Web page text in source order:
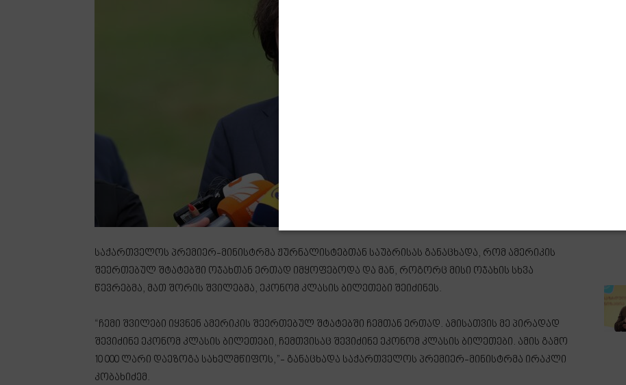
საქართველოს პრემიერ-მინისტრმა ჟურნალისტებთან საუბრისას განაცხადა, რომ ამერიკის
შეერთებულ შტატებში ოჯახთან ერთად იმყოფებოდა და მან, როგორც მისი ოჯახის სხვა
წევრებმა, მათ შორის შვილებმა, ეკონომ კლასის ბილეთები შეიძინეს.
“ჩემი შვილები იყვნენ ამერიკის შეერთებულ შტატებში ჩემთან ერთად. ამისათვის მე პირადად
შევიძინე ეკონომ კლასის ბილეთები, ჩემთვისაც შევიძინე ეკონომ კლასის ბილეთები. ამის გამო
10 000 ლარი დაეზოგა სახელმწიფოს,”- განაცხადა საქართველოს პრემიერ-მინისტრმა ირაკლი
კობახიძემ.